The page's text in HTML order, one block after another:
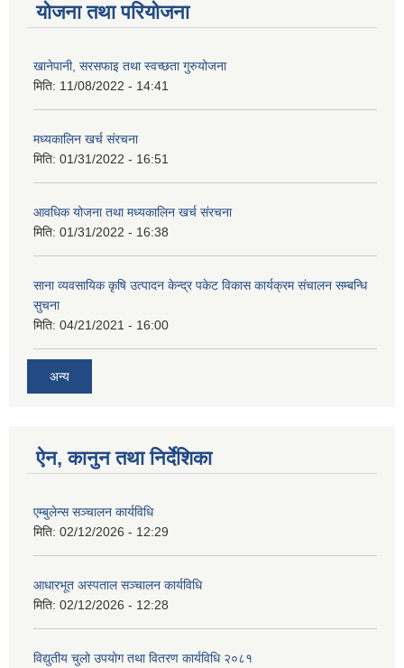
योजना तथा परियोजना
खानेपानी, सरसफाइ तथा स्वच्छता गुरुयोजना
मिति: 11/08/2022 - 14:41
मध्यकालिन खर्च संरचना
मिति: 01/31/2022 - 16:51
आवधिक योजना तथा मध्यकालिन खर्च संरचना
मिति: 01/31/2022 - 16:38
साना व्यवसायिक कृषि उत्पादन केन्द्र पकेट विकास कार्यक्रम संचालन सम्बन्धि
सुचना
मिति: 04/21/2021 - 16:00
अन्य
ऐन, कानुन तथा निर्देशिका
एम्बुलेन्स सञ्चालन कार्यविधि
मिति: 02/12/2026 - 12:29
आधारभूत अस्पताल सञ्चालन कार्यविधि
मिति: 02/12/2026 - 12:28
विद्युतीय चुलो उपयोग तथा वितरण कार्यविधि २०८१